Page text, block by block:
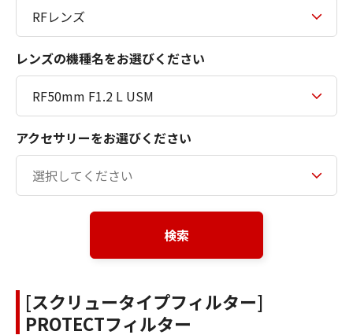
レンズの機種名をお選びください
アクセサリーをお選びください
検索
[スクリュータイプフィルター]
PROTECTフィルター